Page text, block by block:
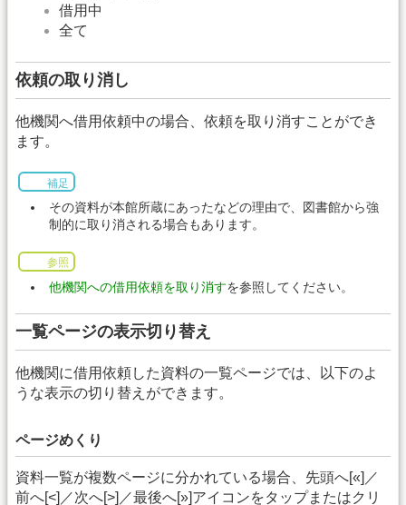
借用中
全て
依頼の取り消し
他機関へ借用依頼中の場合、依頼を取り消すことができ
ます。
補足
その資料が本館所蔵にあったなどの理由で、図書館から強
制的に取り消される場合もあります。
参照
他機関への借用依頼を取り消すを参照してください。
一覧ページの表示切り替え
他機関に借用依頼した資料の一覧ページでは、以下のよ
うな表示の切り替えができます。
ページめくり
資料一覧が複数ページに分かれている場合、先頭へ[«]／
前へ[<]／次へ[>]／最後へ[»]アイコンをタップまたはクリ